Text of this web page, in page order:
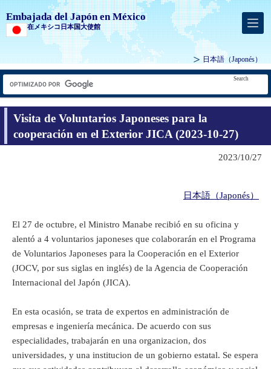
Embajada del Japón en México
在メキシコ日本国大使館
日本語（Japonés）
Search
Visita de Voluntarios Japoneses para la
cooperación en el Exterior JICA (2023-10-27)
2023/10/27
日本語（Japonés）
El 27 de octubre, el Ministro Manabe recibió en su oficina y
alentó a 4 voluntarios japoneses que colaborarán en el Programa
de Voluntarios Japoneses para la Cooperación en el Exterior
(JOCV, por sus siglas en inglés) de la Agencia de Cooperación
Internacional del Japón (JICA).
En esta ocasión, se trata de expertos en administración de
empresas e ingeniería mecánica. De acuerdo con sus
especialidades, trabajarán en una organizacion, dos
universidades, y una institucion de un gobierno estatal. Se espera